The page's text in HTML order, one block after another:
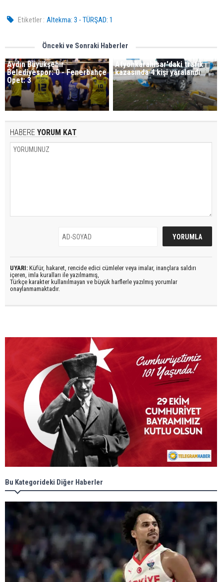
Etiketler : Altekma: 3 - TÜRŞAD: 1
Önceki ve Sonraki Haberler
Aydın Büyükşehir
Belediyespor: 0 - Fenerbahçe
Opet: 3
Afyonkarahisar'daki trafik
kazasında 4 kişi yaralandı
HABERE YORUM KAT
UYARI: Küfür, hakaret, rencide edici cümleler veya imalar, inançlara saldırı
içeren, imla kuralları ile yazılmamış,
Türkçe karakter kullanılmayan ve büyük harflerle yazılmış yorumlar
onaylanmamaktadır.
Bu Kategorideki Diğer Haberler